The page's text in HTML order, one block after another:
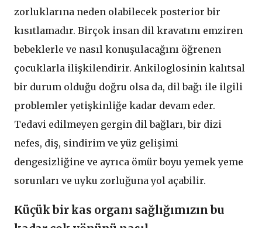
zorluklarına neden olabilecek posterior bir
kısıtlamadır. Birçok insan dil kravatını emziren
bebeklerle ve nasıl konuşulacağını öğrenen
çocuklarla ilişkilendirir. Ankiloglosinin kalıtsal
bir durum olduğu doğru olsa da, dil bağı ile ilgili
problemler yetişkinliğe kadar devam eder.
Tedavi edilmeyen gergin dil bağları, bir dizi
nefes, diş, sindirim ve yüz gelişimi
dengesizliğine ve ayrıca ömür boyu yemek yeme
sorunları ve uyku zorluğuna yol açabilir.
Küçük bir kas organı sağlığımızın bu